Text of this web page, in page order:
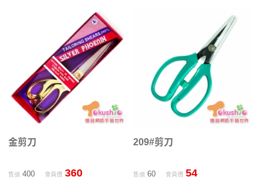
金剪刀
售價400 會員價 360
209#剪刀
售價 60 會員價 54